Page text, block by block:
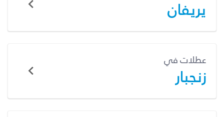
يريفان
عطلات في
زنجبار